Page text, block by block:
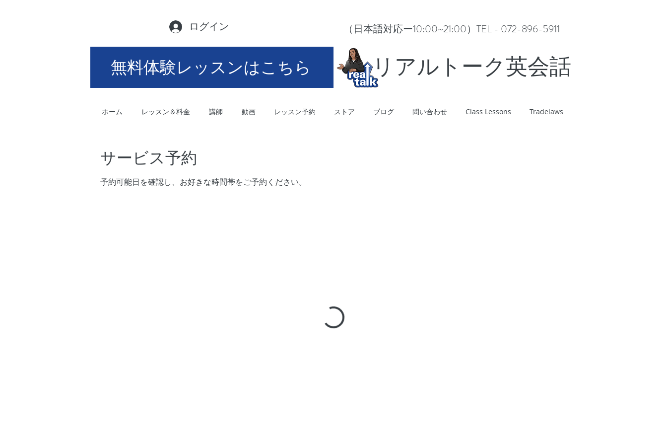
ログイン
無料体験レッスンはこちら
（日本語対応ー10:00~21:00）TEL - 072-896-5911
​リアルトーク英会話
ホーム レッスン＆料金 講師 動画 レッスン予約 ストア ブログ 問い合わせ Class Lessons Tradelaws
サービス予約
予約可能日を確認し、お好きな時間帯をご予約ください。